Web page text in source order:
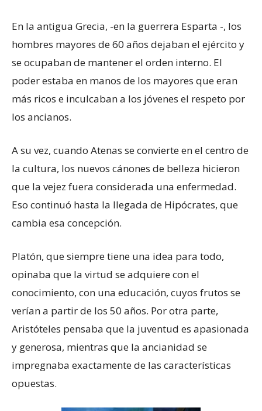
En la antigua Grecia, -en la guerrera Esparta -, los
hombres mayores de 60 años dejaban el ejército y
se ocupaban de mantener el orden interno. El
poder estaba en manos de los mayores que eran
más ricos e inculcaban a los jóvenes el respeto por
los ancianos.
A su vez, cuando Atenas se convierte en el centro de
la cultura, los nuevos cánones de belleza hicieron
que la vejez fuera considerada una enfermedad.
Eso continuó hasta la llegada de Hipócrates, que
cambia esa concepción.
Platón, que siempre tiene una idea para todo,
opinaba que la virtud se adquiere con el
conocimiento, con una educación, cuyos frutos se
verían a partir de los 50 años. Por otra parte,
Aristóteles pensaba que la juventud es apasionada
y generosa, mientras que la ancianidad se
impregnaba exactamente de las características
opuestas.